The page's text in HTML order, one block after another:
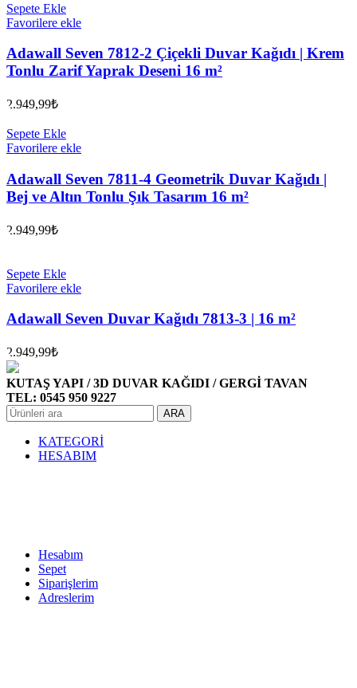
Sepete Ekle
Favorilere ekle
Adawall Seven 7812-2 Çiçekli Duvar Kağıdı | Krem
Tonlu Zarif Yaprak Deseni 16 m²
2.949,99₺
Sepete Ekle
Favorilere ekle
Adawall Seven 7811-4 Geometrik Duvar Kağıdı |
Bej ve Altın Tonlu Şık Tasarım 16 m²
2.949,99₺
Sepete Ekle
Favorilere ekle
Adawall Seven Duvar Kağıdı 7813-3 | 16 m²
2.949,99₺
KUTAŞ YAPI / 3D DUVAR KAĞIDI / GERGİ TAVAN
TEL: 0545 950 9227
ARA
KATEGORİ
HESABIM
Hesabım
Sepet
Siparişlerim
Adreslerim